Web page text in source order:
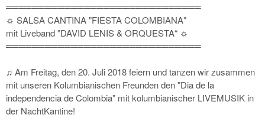
══════════════════════════════
☼ SALSA CANTINA "FIESTA COLOMBIANA"
mit Liveband "DAVID LENIS & ORQUESTA“ ☼
══════════════════════════════
♫ Am Freitag, den 20. Juli 2018 feiern und tanzen wir zusammen
mit unseren Kolumbianischen Freunden den "Dia de la
independencia de Colombia" mit kolumbianischer LIVEMUSIK in
der NachtKantine!